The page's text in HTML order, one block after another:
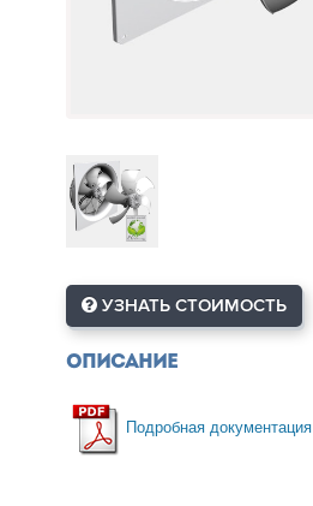
УЗНАТЬ СТОИМОСТЬ
Описание
Подробная документация